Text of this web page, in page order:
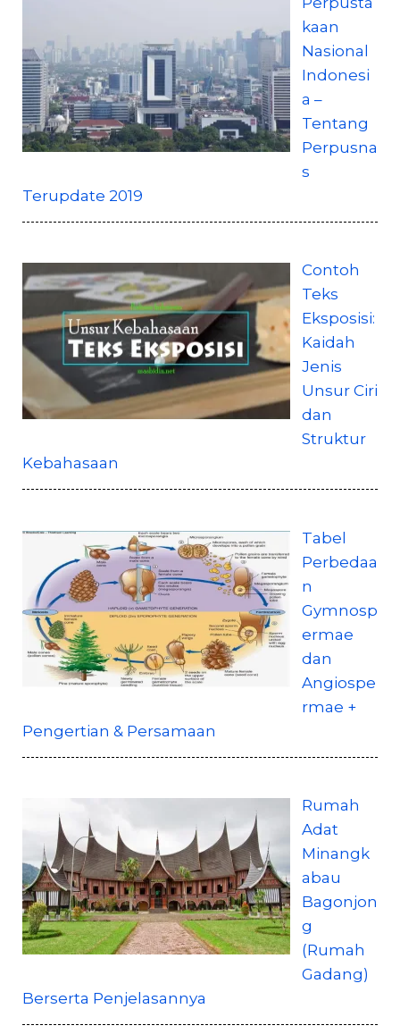
kaan
Nasional
Indonesi
a –
Tentang
Perpusna
s
Terupdate 2019
Contoh
Teks
Eksposisi:
Kaidah
Jenis
Unsur Ciri
dan
Struktur
Kebahasaan
Tabel
Perbedaa
n
Gymnosp
ermae
dan
Angiospe
rmae +
Pengertian & Persamaan
Rumah
Adat
Minangk
abau
Bagonjon
g
(Rumah
Gadang)
Berserta Penjelasannya